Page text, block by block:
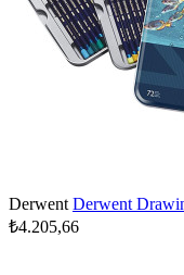
Derwent Derwent
₺4.205,66